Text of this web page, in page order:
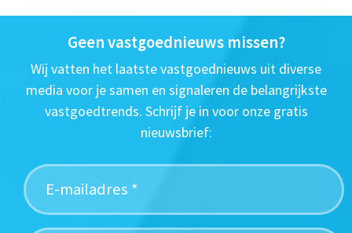
Geen vastgoednieuws missen?
Wij vatten het laatste vastgoednieuws uit diverse
media voor je samen en signaleren de belangrijkste
vastgoedtrends. Schrijf je in voor onze gratis
nieuwsbrief: